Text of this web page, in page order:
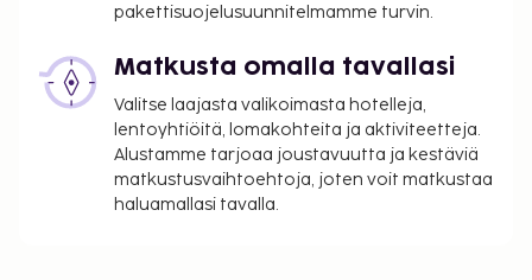
Kaupungin perimä vero: 2.45 EUR per henkilö
vanhoilta lapsilta.
Tässä on mainittu kaikki majoituspaikan meille
ilmoittamat maksut.
Lemmikit: 13 EUR per lemmikki per yö
Avustajaeläimistä ei veloiteta lisämaksuja
pakettisuojelusuunnitelmamme turvin.
Matkusta omalla tavallasi
Valitse laajasta valikoimasta hotelleja,
lentoyhtiöitä, lomakohteita ja aktiviteetteja.
Alustamme tarjoaa joustavuutta ja kestäviä
matkustusvaihtoehtoja, joten voit matkustaa
haluamallasi tavalla.